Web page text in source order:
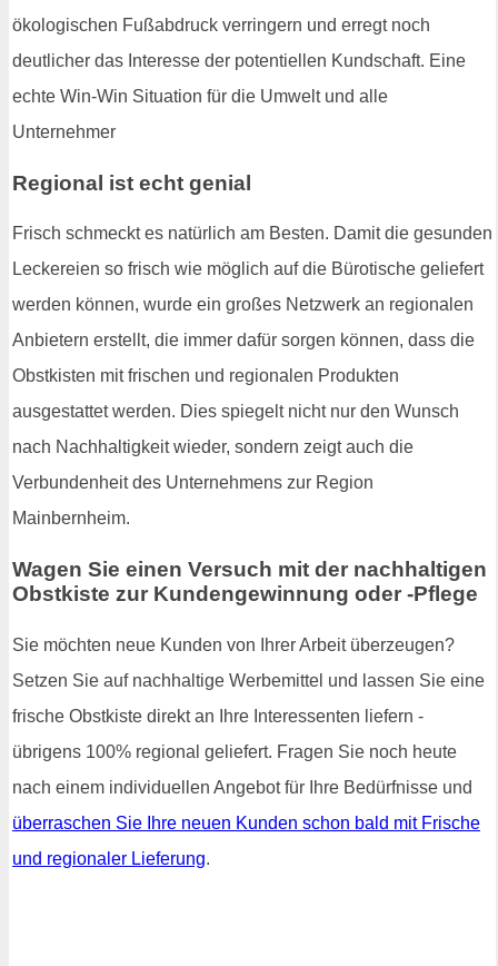
ökologischen Fußabdruck verringern und erregt noch
deutlicher das Interesse der potentiellen Kundschaft. Eine
echte Win-Win Situation für die Umwelt und alle
Unternehmer
Regional ist echt genial
Frisch schmeckt es natürlich am Besten. Damit die gesunden
Leckereien so frisch wie möglich auf die Bürotische geliefert
werden können, wurde ein großes Netzwerk an regionalen
Anbietern erstellt, die immer dafür sorgen können, dass die
Obstkisten mit frischen und regionalen Produkten
ausgestattet werden. Dies spiegelt nicht nur den Wunsch
nach Nachhaltigkeit wieder, sondern zeigt auch die
Verbundenheit des Unternehmens zur Region
Mainbernheim.
Wagen Sie einen Versuch mit der nachhaltigen
Obstkiste zur Kundengewinnung oder -Pflege
Sie möchten neue Kunden von Ihrer Arbeit überzeugen?
Setzen Sie auf nachhaltige Werbemittel und lassen Sie eine
frische Obstkiste direkt an Ihre Interessenten liefern -
übrigens 100% regional geliefert. Fragen Sie noch heute
nach einem individuellen Angebot für Ihre Bedürfnisse und
überraschen Sie Ihre neuen Kunden schon bald mit Frische
und regionaler Lieferung.